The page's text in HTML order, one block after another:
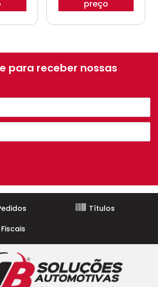
preço
para receber nossas
Títulos